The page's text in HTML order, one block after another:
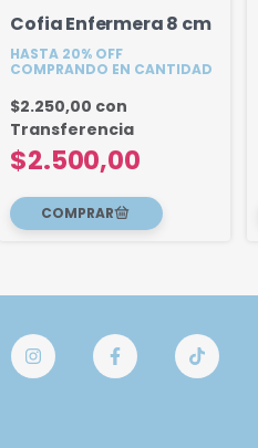
Cofia Enfermera 8 cm
HASTA 20% OFF
COMPRANDO EN CANTIDAD
$2.500,00
$2.250,00 con
Transferencia